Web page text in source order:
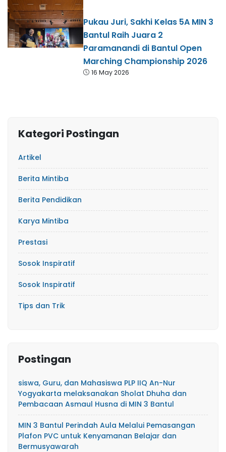
Pukau Juri, Sakhi Kelas 5A MIN 3
Bantul Raih Juara 2
Paramanandi di Bantul Open
Marching Championship 2026
16 May 2026
Kategori Postingan
Artikel
Berita Mintiba
Berita Pendidikan
Karya Mintiba
Prestasi
Sosok Inspiratif
Sosok Inspiratif
Tips dan Trik
Postingan
siswa, Guru, dan Mahasiswa PLP IIQ An-Nur
Yogyakarta melaksanakan Sholat Dhuha dan
Pembacaan Asmaul Husna di MIN 3 Bantul
MIN 3 Bantul Perindah Aula Melalui Pemasangan
Plafon PVC untuk Kenyamanan Belajar dan
Bermusyawarah